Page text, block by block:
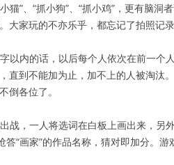
”、“抓小狗”、“抓小鸡”，更有脑洞
家玩的不亦乐乎，都忘记了拍照记录
以内的话，以后每个人依次在前一个
直到不能加为止，加不上的人被淘汰
倒各位了。
战，一人将选词在白板上画出来，另
答“画家”的作品名称，猜对即加分。